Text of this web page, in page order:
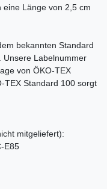
Länge von 2,5 cm
bekannten Standard
Unsere Labelnummer
von ÖKO-TEX
TEX Standard 100 sorgt
mitgeliefert):
E85